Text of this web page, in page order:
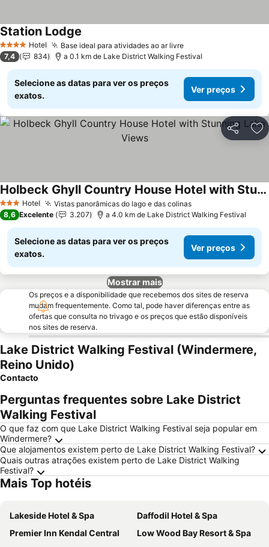
4 EstrelasHotel Base ideal para atividades ao ar livreVer preços
Station Lodge
7,4 834 a 0.1 km de Lake District Walking Festival
Selecione as datas para ver os preços
exatos.
Ver preços
Partilhar
3 EstrelasHotel Vistas panorâmicas do lago e das colinasVer preços
Holbeck Ghyll Country House Hotel with Stunning Lake Views
Ver preços
8,6 Excelente 3.207 a 4.0 km de Lake District Walking Festival
Selecione as datas para ver os preços
exatos.
Ver preços
Mostrar mais
Os preços e a disponibilidade que recebemos dos sites de reserva
mudam frequentemente. Como tal, pode haver diferenças entre as
ofertas que consulta no trivago e os preços que estão disponíveis
nos sites de reserva.
Lake District Walking Festival (Windermere,
Reino Unido)
Contacto
Perguntas frequentes sobre Lake District
Walking Festival
O que faz com que Lake District Walking Festival seja popular em
Windermere?
Que alojamentos existem perto de Lake District Walking Festival?
Quais outras atrações existem perto de Lake District Walking
Festival?
Mais Top hotéis
Lakeside Hotel & Spa
Daffodil Hotel & Spa
Premier Inn Kendal Central
Low Wood Bay Resort & Spa